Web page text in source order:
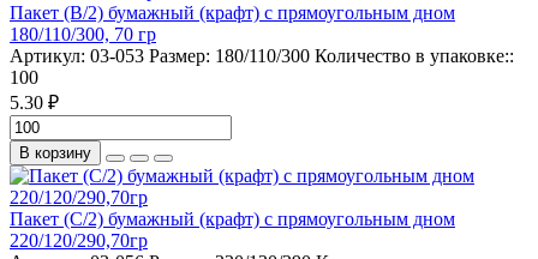
Пакет (B/2) бумажный (крафт) с прямоугольным дном
180/110/300, 70 гр
Артикул: 03-053 Размер: 180/110/300 Количество в упаковке::
100
5.30 ₽
В корзину
Пакет (С/2) бумажный (крафт) с прямоугольным дном
220/120/290,70гр